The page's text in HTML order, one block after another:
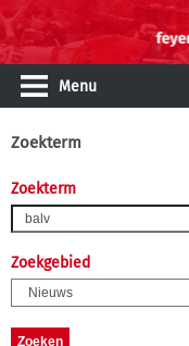
Menu
Zoekterm
Zoekterm
Zoekgebied